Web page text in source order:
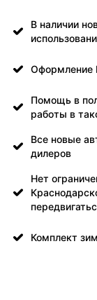
В наличии
Помощь в
работы в
Все новые
дилеров
Нет
Комплект